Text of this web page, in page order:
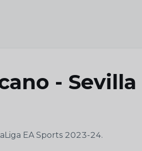
- Sevilla
EA Sports 2023-24.